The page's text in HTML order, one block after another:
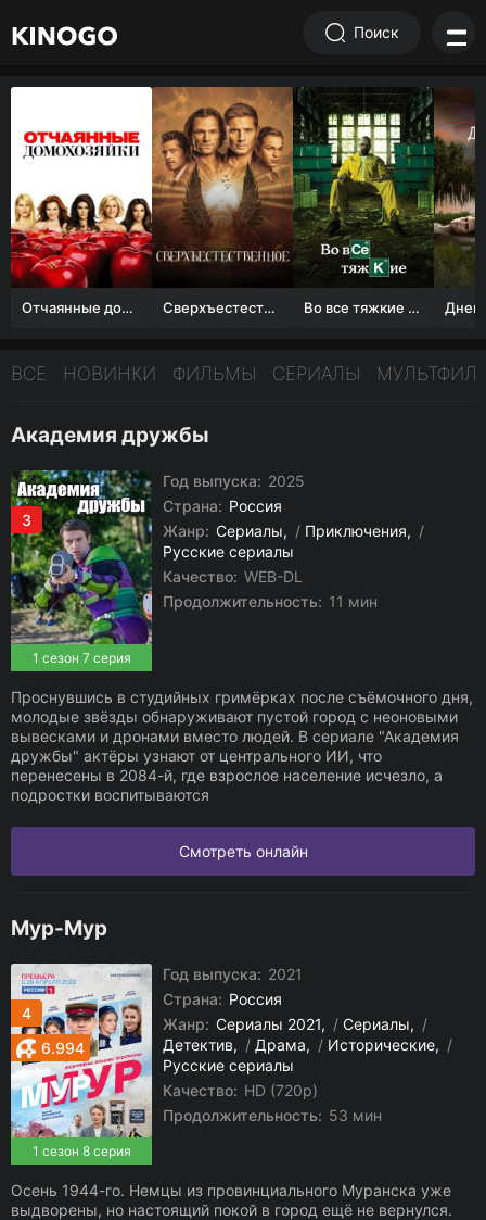
Поиск
Отчаянные домохозяйки (1 сезон) Сверхъестественное Во все тяжкие 1-5 сезон
ВСЕ НОВИНКИ ФИЛЬМЫ СЕРИАЛЫ
Академия дружбы
3
1 сезон 7 серия
Год выпуска: 2025
Страна: Россия
Жанр: Сериалы / Приключения
/
Русские сериалы
Качество: WEB-DL
Продолжительность: 11 мин
Проснувшись в студийных гримёрках после съёмочного дня,
молодые звёзды обнаруживают пустой город с неоновыми
вывесками и дронами вместо людей. В сериале "Академия
дружбы" актёры узнают от центрального ИИ, что
перенесены в 2084-й, где взрослое население исчезло, а
подростки воспитываются
Смотреть онлайн
Мур-Мур
4
1 сезон 8 серия
6.994
Год выпуска: 2021
Страна: Россия
Жанр: Сериалы 2021 / Сериалы
/
Детектив
/ Драма / Исторические
/
Русские сериалы
Качество: HD (720p)
Продолжительность: 53 мин
Осень 1944-го. Немцы из провинциального Муранска уже
выдворены, но настоящий покой в город ещё не вернулся.